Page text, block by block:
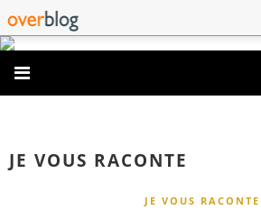
JE VOUS RACONTE
JE VOUS RACONTE